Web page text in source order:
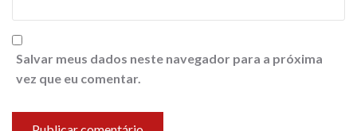
Salvar meus dados neste navegador para a próxima
vez que eu comentar.